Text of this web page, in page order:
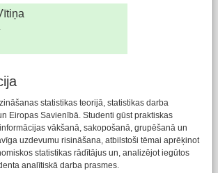
statistikas teorijā, statistikas darba
Eiropas Savienībā. Studenti gūst praktiskas
vākšanā, sakopošanā, grupēšanā un
uzdevumu risināšana, atbilstoši tēmai aprēķinot
statistikas rādītājus un, analizējot iegūtos
analītiskā darba prasmes.